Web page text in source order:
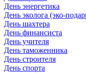
День энергетика
День эколога (эко-
День шахтера
День финансиста
День учителя
День таможенника
День строителя
День спорта